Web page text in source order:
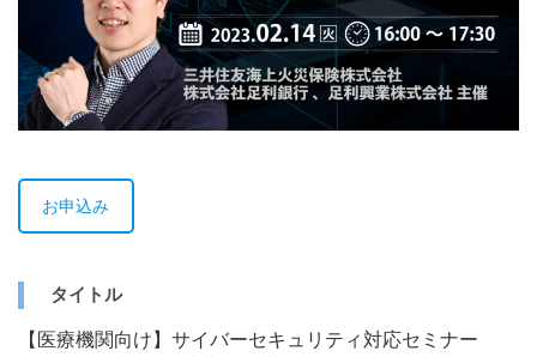
お申込み
タイトル
【医療機関向け】サイバーセキュリティ対応セミナー